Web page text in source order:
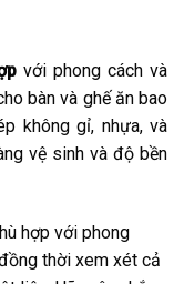
với phong cách và
bàn và ghế ăn bao
không gỉ, nhựa, và
vệ sinh và độ bền
hợp với phong
thời xem xét cả